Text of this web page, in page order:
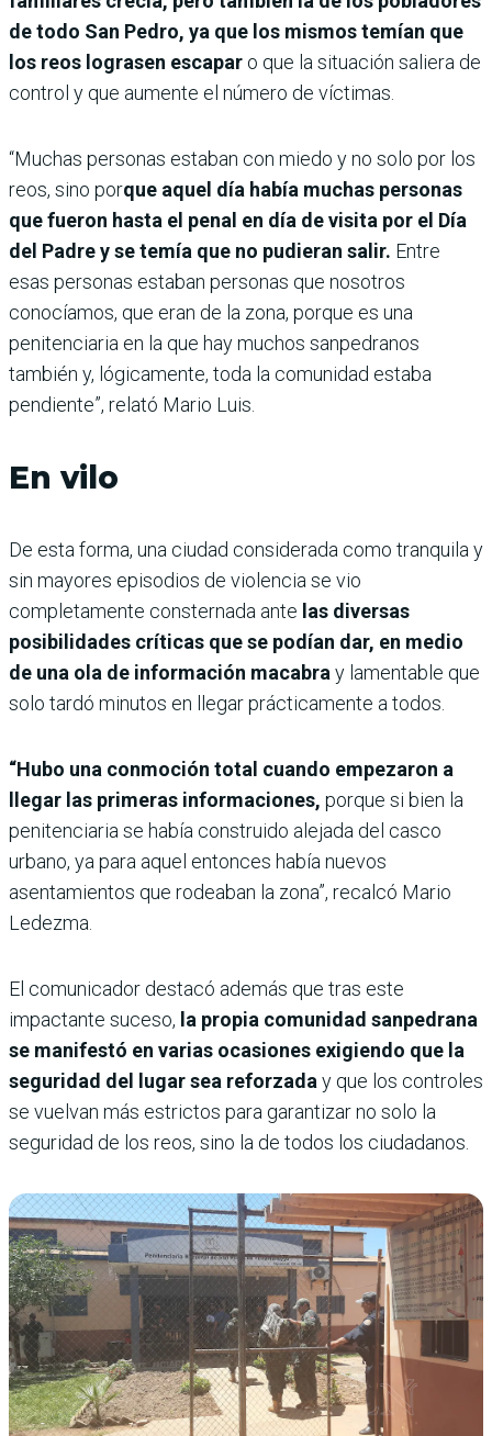
de todo San Pedro, ya que los mismos temían que
los reos lograsen escapar o que la situación saliera de
control y que aumente el número de víctimas.
“Muchas personas estaban con miedo y no solo por los
reos, sino porque aquel día había muchas personas
que fueron hasta el penal en día de visita por el Día
del Padre y se temía que no pudieran salir. Entre
esas personas estaban personas que nosotros
conocíamos, que eran de la zona, porque es una
penitenciaria en la que hay muchos sanpedranos
también y, lógicamente, toda la comunidad estaba
pendiente”, relató Mario Luis.
En vilo
De esta forma, una ciudad considerada como tranquila y
sin mayores episodios de violencia se vio
completamente consternada ante las diversas
posibilidades críticas que se podían dar, en medio
de una ola de información macabra y lamentable que
solo tardó minutos en llegar prácticamente a todos.
“Hubo una conmoción total cuando empezaron a
llegar las primeras informaciones, porque si bien la
penitenciaria se había construido alejada del casco
urbano, ya para aquel entonces había nuevos
asentamientos que rodeaban la zona”, recalcó Mario
Ledezma.
El comunicador destacó además que tras este
impactante suceso, la propia comunidad sanpedrana
se manifestó en varias ocasiones exigiendo que la
seguridad del lugar sea reforzada y que los controles
se vuelvan más estrictos para garantizar no solo la
seguridad de los reos, sino la de todos los ciudadanos.